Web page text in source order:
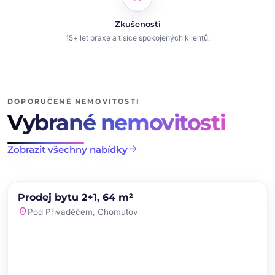
Zkušenosti
15+ let praxe a tisíce spokojených klientů.
DOPORUČENÉ NEMOVITOSTI
Vybrané nemovitosti
Zobrazit všechny nabídkyarrow_forward
PRODEJ NOVINKA
Prodej bytu 2+1, 64 m²
location_onPod Přivaděčem, Chomutov